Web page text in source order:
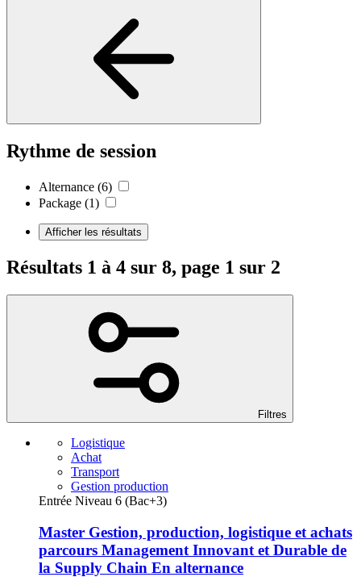
Rythme de session
Alternance (6)
Package (1)
Afficher les résultats
Résultats 1 à 4 sur 8, page 1 sur 2
Filtres
Logistique
Achat
Transport
Gestion production
Entrée Niveau 6 (Bac+3)
Master Gestion, production, logistique et achats
parcours Management Innovant et Durable de
la Supply Chain En alternance